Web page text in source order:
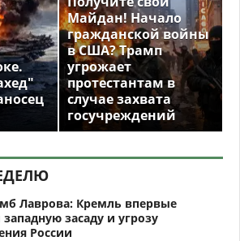
Майдан! Начало
гражданской войны
в США? Трамп
угрожает
протестантам в
случае захвата
госучреждений
Лаврова: Кремль впервые
засаду и угрозу
России